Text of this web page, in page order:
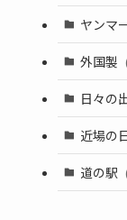
ヤンマ
外国製
日々の
近場の
道の駅